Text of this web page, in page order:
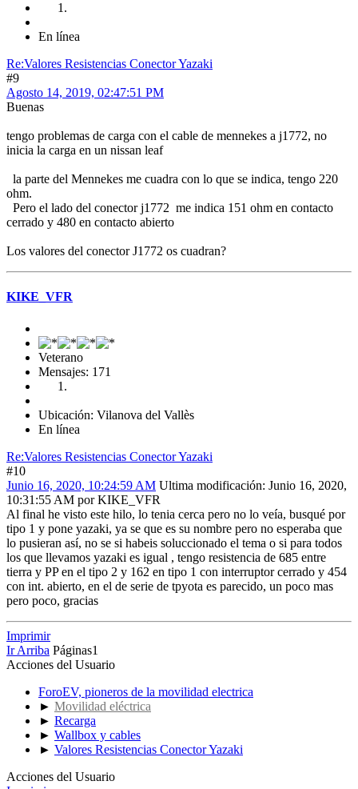
En línea
Re:Valores Resistencias Conector Yazaki
#9
Agosto 14, 2019, 02:47:51 PM
Buenas
tengo problemas de carga con el cable de mennekes a j1772, no
inicia la carga en un nissan leaf
la parte del Mennekes me cuadra con lo que se indica, tengo 220
ohm.
Pero el lado del conector j1772 me indica 151 ohm en contacto
cerrado y 480 en contacto abierto
Los valores del conector J1772 os cuadran?
KIKE_VFR
Veterano
Mensajes: 171
Ubicación: Vilanova del Vallès
En línea
Re:Valores Resistencias Conector Yazaki
#10
Junio 16, 2020, 10:24:59 AM Ultima modificación: Junio 16, 2020,
10:31:55 AM por KIKE_VFR
Al final he visto este hilo, lo tenia cerca pero no lo veía, busqué por
tipo 1 y pone yazaki, ya se que es su nombre pero no esperaba que
lo pusieran así, no se si habeis soluccionado el tema o si para todos
los que llevamos yazaki es igual , tengo resistencia de 685 entre
tierra y PP en el tipo 2 y 162 en tipo 1 con interruptor cerrado y 454
con int. abierto, en el de serie de tpyota es parecido, un poco mas
pero poco, gracias
Imprimir
Ir Arriba Páginas1
Acciones del Usuario
ForoEV, pioneros de la movilidad electrica
► Movilidad eléctrica
► Recarga
► Wallbox y cables
► Valores Resistencias Conector Yazaki
Acciones del Usuario